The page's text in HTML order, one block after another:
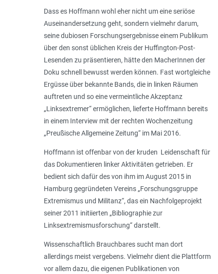
Dass es Hoffmann wohl eher nicht um eine seriöse
Auseinandersetzung geht, sondern vielmehr darum,
seine dubiosen Forschungsergebnisse einem Publikum
über den sonst üblichen Kreis der Huffington-Post-
Lesenden zu präsentieren, hätte den MacherInnen der
Doku schnell bewusst werden können. Fast wortgleiche
Ergüsse über bekannte Bands, die in linken Räumen
auftreten und so eine vermeintliche Akzeptanz
„Linksextremer“ ermöglichen, lieferte Hoffmann bereits
in einem Interview mit der rechten Wochenzeitung
„Preußische Allgemeine Zeitung“ im Mai 2016.
Hoffmann ist offenbar von der kruden Leidenschaft für
das Dokumentieren linker Aktivitäten getrieben. Er
bedient sich dafür des von ihm im August 2015 in
Hamburg gegründeten Vereins „Forschungsgruppe
Extremismus und Militanz“, das ein Nachfolgeprojekt
seiner 2011 initiierten „Bibliographie zur
Linksextremismusforschung“ darstellt.
Wissenschaftlich Brauchbares sucht man dort
allerdings meist vergebens. Vielmehr dient die Plattform
vor allem dazu, die eigenen Publikationen von